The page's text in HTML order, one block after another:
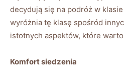
decydują się na podróż w
wyróżnia tę klasę spośród
istotnych aspektów, które
Komfort⁣ siedzenia